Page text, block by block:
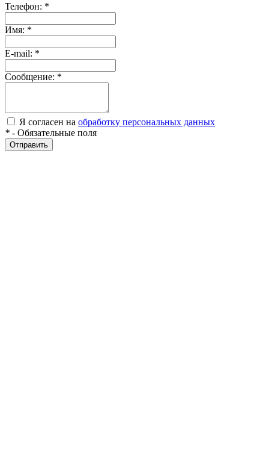
Телефон: *
Имя: *
E-mail: *
Сообщение: *
Я согласен на обработку персональных данных
* - Обязательные поля
Отправить